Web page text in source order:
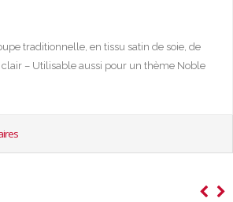
traditionnelle, en tissu satin de soie, de
– Utilisable aussi pour un thème Noble